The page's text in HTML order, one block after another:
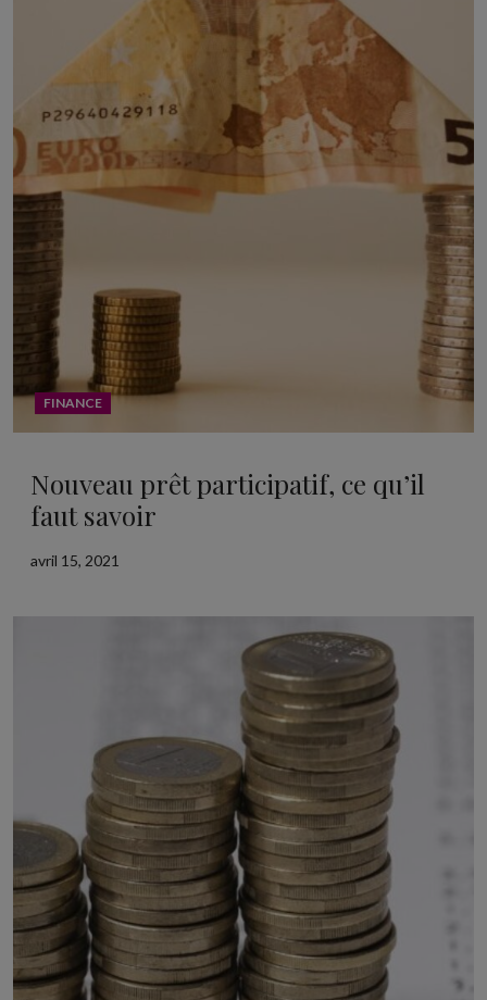
FINANCE
Nouveau prêt participatif, ce qu’il
faut savoir
avril 15, 2021